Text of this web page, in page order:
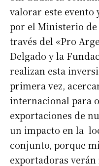
Suscribirme
Dirección de correo
valorar este evento
por el Ministerio
través del «Pro
Delgado y la
realizan esta
primera vez,
internacional para
exportaciones de
un impacto en la
conjunto, porque
exportadoras